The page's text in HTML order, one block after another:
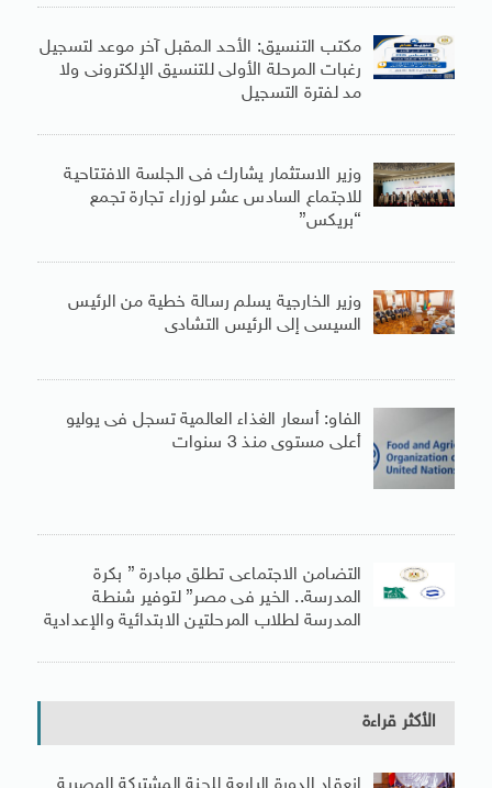
مكتب التنسيق: الأحد المقبل آخر موعد لتسجيل
رغبات المرحلة الأولى للتنسيق الإلكترونى ولا
مد لفترة التسجيل
وزير الاستثمار يشارك فى الجلسة الافتتاحية
للاجتماع السادس عشر لوزراء تجارة تجمع
“بريكس”
وزير الخارجية يسلم رسالة خطية من الرئيس
السيسى إلى الرئيس التشادى
الفاو: أسعار الغذاء العالمية تسجل فى يوليو
أعلى مستوى منذ 3 سنوات
التضامن الاجتماعى تطلق مبادرة ” بكرة
المدرسة.. الخير فى مصر” لتوفير شنطة
المدرسة لطلاب المرحلتين الابتدائية والإعدادية
الأكثر قراءة